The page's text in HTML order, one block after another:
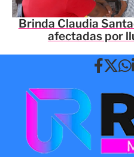
Brinda Claudia
afectadas por